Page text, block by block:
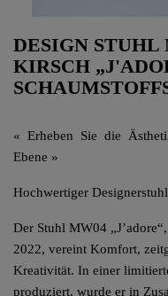
DESIGN
KIRSCH
« Erheben Sie die
Ebene »
Hochwertiger
Der Stuhl MW04
2022, vereint Komfort,
Kreativität. In einer
produziert, wurde er in